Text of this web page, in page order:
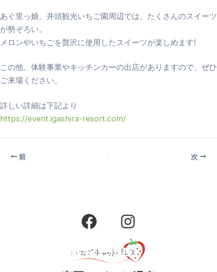
あぐ里っ娘、井頭観光いちご園周辺では、たくさんのスイーツ
が勢ぞろい。
メロンやいちごを贅沢に使用したスイーツが楽しめます!
この他、体験事業やキッチンカーの出店がありますので、ぜひ
ご来場ください。
詳しい詳細は下記より
https://event.igashira-resort.com/
前 次
F
a
e
I
n
s
t